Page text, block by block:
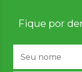
Fique por